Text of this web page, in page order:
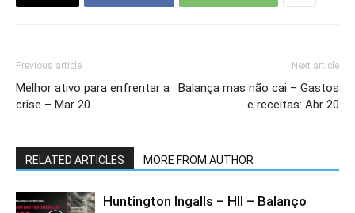
Previous article
Melhor ativo para enfrentar a
crise – Mar 20
Next article
Balança mas não cai – Gastos
e receitas: Abr 20
RELATED ARTICLES MORE FROM AUTHOR
Huntington Ingalls – HII – Balanço